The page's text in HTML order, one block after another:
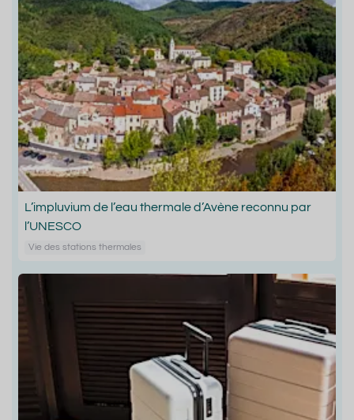
L’impluvium de l’eau thermale d’Avène reconnu par
l’UNESCO
Vie des stations thermales